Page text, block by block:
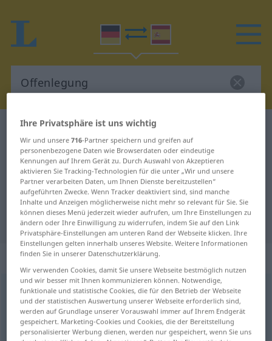
Deutsch-Spanisch Wörterbuch
Deutsch-Spanisch Übersetzung für
"Offenlegung"
"Offenlegung" Spanisch
Übersetzung
„Offenlegung“: Femininum
Offenlegungf <Offenlegung; Offenlegungen>
Übersicht aller Übersetzungen
(Für mehr Details die Übersetzung anklicken/antippen)
Ihre Privatsphäre ist uns wichtig
Wir und unsere716-Partner speichern und greifen auf
personenbezogene Daten wie Browserdaten oder eindeutige
Kennungen auf Ihrem Gerät zu. Durch Auswahl von Akzeptieren
aktivieren Sie Tracking-Technologien für die unter „Wir und unsere
Partner verarbeiten Daten, um Ihnen Dienste bereitzustellen“
aufgeführten Zwecke. Wenn Tracker deaktiviert sind, sind manche
Inhalte und Anzeigen möglicherweise nicht mehr so relevant für Sie. Sie
können dieses Menü jederzeit wieder aufrufen, um Ihre Einstellungen zu
ändern oder Ihre Einwilligung zu widerrufen, indem Sie auf den Link
Privatsphäre-Einstellungen am unteren Rand der Webseite klicken. Ihre
Einstellungen gelten innerhalb unseres Website. Weitere Informationen
finden Sie in unserer Datenschutzerklärung.
Wir verwenden Cookies, damit Sie unsere Webseite bestmöglich nutzen
und wir besser mit Ihnen kommunizieren können. Notwendige,
funktionale und statistische Cookies, die für den Betrieb der Webseite
und der statistischen Auswertung unserer Webseite erforderlich sind,
werden auf Grundlage unserer Vorauswahl immer auf Ihrem Endgerät
gespeichert. Marketing-Cookies und Cookies, die der Bereitstellung
personalisierter Werbung dienen, werden nur gespeichert, wenn Sie uns